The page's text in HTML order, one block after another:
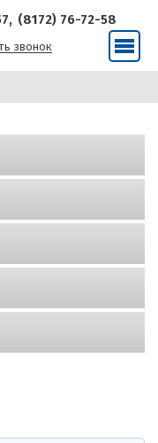
(8172) 76-72-58
звонок
Меню